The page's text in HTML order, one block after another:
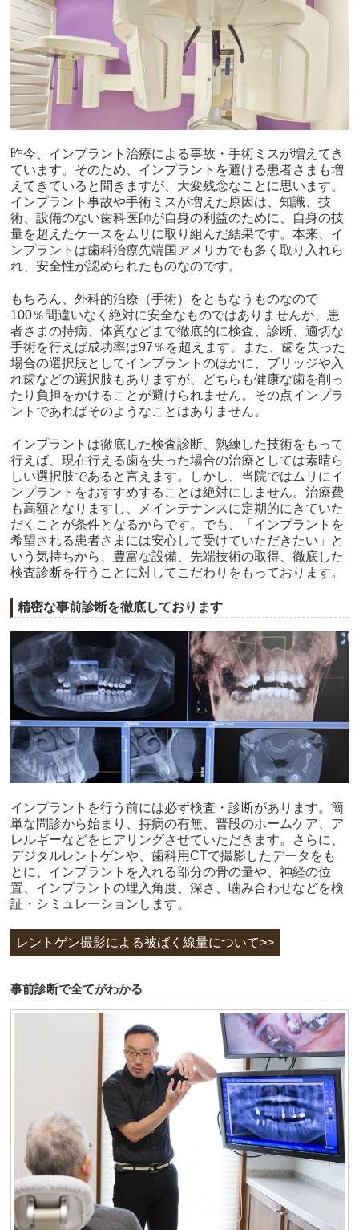
昨今、インプラント治療による事故・手術ミスが増えてき
ています。そのため、インプラントを避ける患者さまも増
えてきていると聞きますが、大変残念なことに思います。
インプラント事故や手術ミスが増えた原因は、知識、技
術、設備のない歯科医師が自身の利益のために、自身の技
量を超えたケースをムリに取り組んだ結果です。本来、イ
ンプラントは歯科治療先端国アメリカでも多く取り入れら
れ、安全性が認められたものなのです。
もちろん、外科的治療（手術）をともなうものなので
100％間違いなく絶対に安全なものではありませんが、患
者さまの持病、体質などまで徹底的に検査、診断、適切な
手術を行えば成功率は97％を超えます。また、歯を失った
場合の選択肢としてインプラントのほかに、ブリッジや入
れ歯などの選択肢もありますが、どちらも健康な歯を削っ
たり負担をかけることが避けられません。その点インプラ
ントであればそのようなことはありません。
インプラントは徹底した検査診断、熟練した技術をもって
行えば、現在行える歯を失った場合の治療としては素晴ら
しい選択肢であると言えます。しかし、当院ではムリにイ
ンプラントをおすすめすることは絶対にしません。治療費
も高額となりますし、メインテナンスに定期的にきていた
だくことが条件となるからです。でも、「インプラントを
希望される患者さまには安心して受けていただきたい」と
いう気持ちから、豊富な設備、先端技術の取得、徹底した
検査診断を行うことに対してこだわりをもっております。
精密な事前診断を徹底しております
インプラントを行う前には必ず検査・診断があります。簡
単な問診から始まり、持病の有無、普段のホームケア、ア
レルギーなどをヒアリングさせていただきます。さらに、
デジタルレントゲンや、歯科用CTで撮影したデータをも
とに、インプラントを入れる部分の骨の量や、神経の位
置、インプラントの埋入角度、深さ、噛み合わせなどを検
証・シミュレーションします。
レントゲン撮影による被ばく線量について>>
事前診断で全てがわかる